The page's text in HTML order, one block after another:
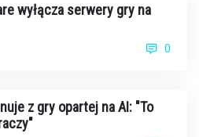
wyłącza serwery gry na
0
z gry opartej na AI: "To